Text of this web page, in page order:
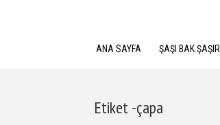
ANA SAYFA ŞAŞI BAK ŞAŞIR
Etiket -çapa